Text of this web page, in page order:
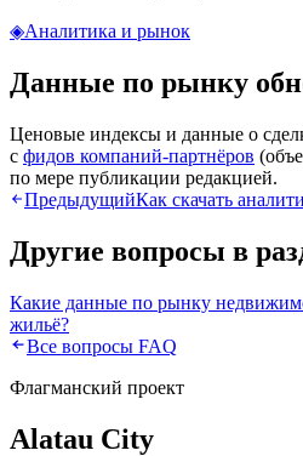
◈Аналитика и рынок
Данные по рынку
Ценовые индексы и данные о
с фидов компаний-партнёров
по мере публикации редакцией.
ПредыдущийКак скачать
Другие вопросы в
Какие данные по рынку
жильё?
Все вопросы FAQ
Флагманский проект
Alatau City